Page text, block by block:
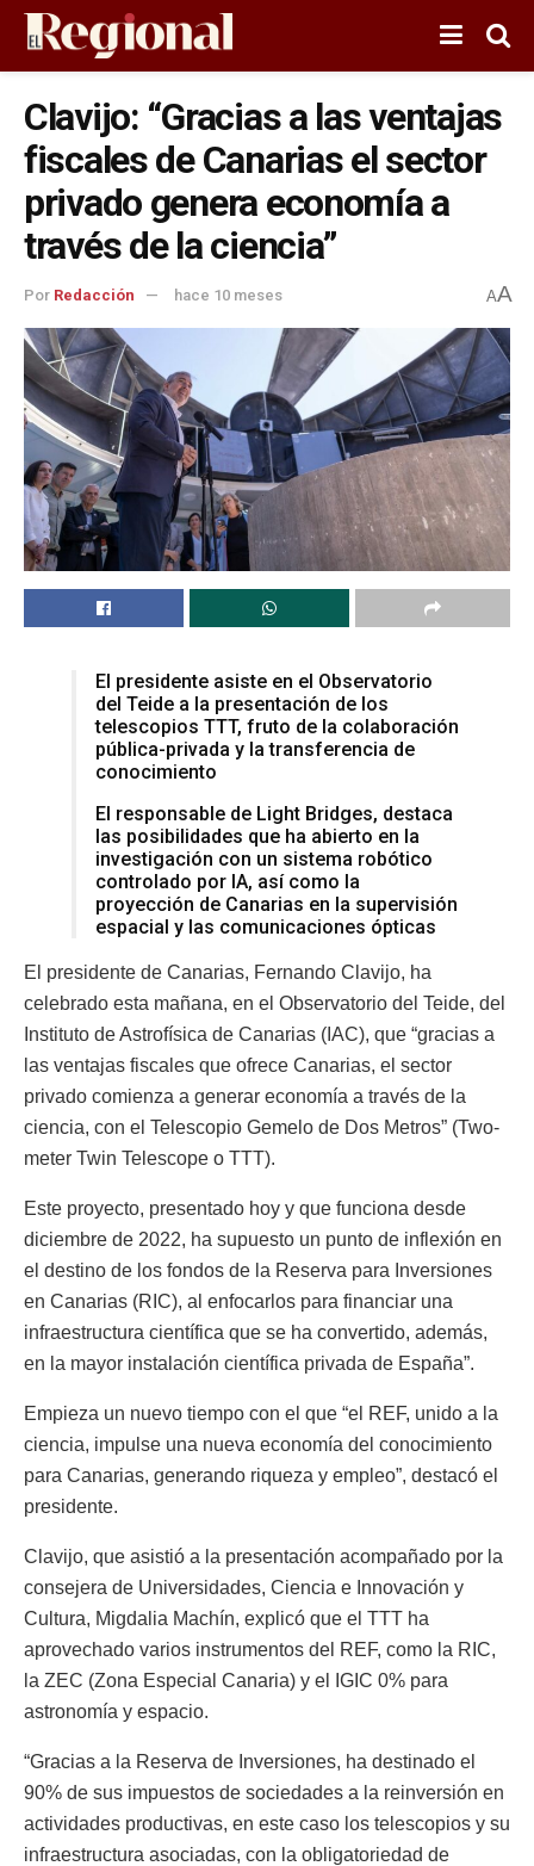
Clavijo: “Gracias a las ventajas
fiscales de Canarias el sector
privado genera economía a
través de la ciencia”
Por Redacción hace 10 meses AA
El presidente asiste en el Observatorio
del Teide a la presentación de los
telescopios TTT, fruto de la colaboración
pública-privada y la transferencia de
conocimiento
El responsable de Light Bridges, destaca
las posibilidades que ha abierto en la
investigación con un sistema robótico
controlado por IA, así como la
proyección de Canarias en la supervisión
espacial y las comunicaciones ópticas
El presidente de Canarias, Fernando Clavijo, ha
celebrado esta mañana, en el Observatorio del Teide, del
Instituto de Astrofísica de Canarias (IAC), que “gracias a
las ventajas fiscales que ofrece Canarias, el sector
privado comienza a generar economía a través de la
ciencia, con el Telescopio Gemelo de Dos Metros” (Two-
meter Twin Telescope o TTT).
Este proyecto, presentado hoy y que funciona desde
diciembre de 2022, ha supuesto un punto de inflexión en
el destino de los fondos de la Reserva para Inversiones
en Canarias (RIC), al enfocarlos para financiar una
infraestructura científica que se ha convertido, además,
en la mayor instalación científica privada de España”.
Empieza un nuevo tiempo con el que “el REF, unido a la
ciencia, impulse una nueva economía del conocimiento
para Canarias, generando riqueza y empleo”, destacó el
presidente.
Clavijo, que asistió a la presentación acompañado por la
consejera de Universidades, Ciencia e Innovación y
Cultura, Migdalia Machín, explicó que el TTT ha
aprovechado varios instrumentos del REF, como la RIC,
la ZEC (Zona Especial Canaria) y el IGIC 0% para
astronomía y espacio.
“Gracias a la Reserva de Inversiones, ha destinado el
90% de sus impuestos de sociedades a la reinversión en
actividades productivas, en este caso los telescopios y su
infraestructura asociadas, con la obligatoriedad de